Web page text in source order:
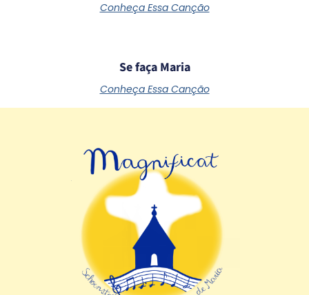
Conheça Essa Canção
Se faça Maria
Conheça Essa Canção